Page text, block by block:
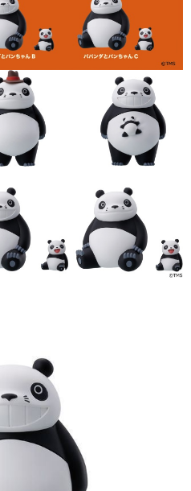
資料之確認、核對及更正。
： https://oppay.tw/userRule
上)免運費
上)免運費
唷。